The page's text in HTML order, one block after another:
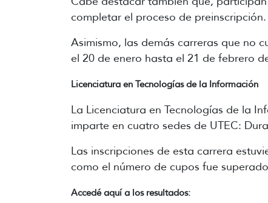
completar el proceso de preinscripción.
Asimismo, las demás carreras que no
el 20 de enero hasta el 21 de febrero
Licenciatura en Tecnologías de la Información
La Licenciatura en Tecnologías de la
imparte en cuatro sedes de UTEC:
Las inscripciones de esta carrera
como el número de cupos fue
Accedé aquí a los resultados: